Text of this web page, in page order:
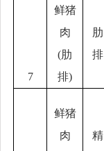
7
鲜猪
肉
(肋
排)
肋
排
鲜猪
肉
精